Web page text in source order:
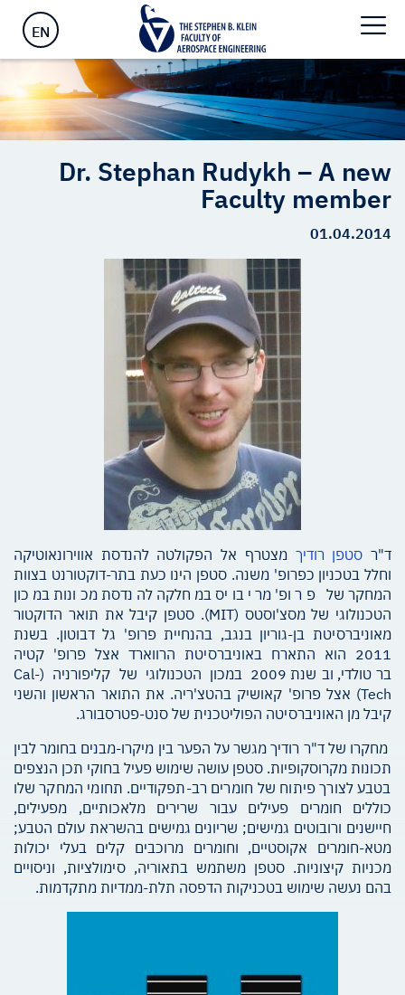
EN
Dr. Stephan Rudykh – A new Faculty member
Dr. Stephan Rudykh – A new
Faculty member
01.04.2014
ד"ר סטפן רודיך מצטרף אל הפקולטה להנדסת אווירונאוטיקה
וחלל בטכניון כפרופ' משנה. סטפן הינו כעת בתר-דוקטורנט בצוות
המחקר של פרופ' מרי בויס במחלקה להנדסת מכונות במכון
הטכנולוגי של מסצ'וסטס (MIT). סטפן קיבל את תואר הדוקטור
מאוניברסיטת בן-גוריון בנגב, בהנחיית פרופ' גל דבוטון. בשנת
2011 הוא התארח באוניברסיטת הרווארד אצל פרופ' קטיה
ברטולדי, ובשנת 2009 במכון הטכנולוגי של קליפורניה (Cal-
Tech) אצל פרופ' קאושיק בהטצ'ריה. את התואר הראשון והשני
קיבל מן האוניברסיטה הפוליטכנית של סנט-פטרסבורג.
מחקרו של ד"ר רודיך מגשר על הפער בין מיקרו-מבנים בחומר לבין
תכונות מקרוסקופיות. סטפן עושה שימוש פעיל בחוקי תכן הנצפים
בטבע לצורך פיתוח של חומרים רב-תפקודיים. תחומי המחקר שלו
כוללים חומרים פעילים עבור שרירים מלאכותיים, מפעילים,
חיישנים ורובוטים גמישים; שריונים גמישים בהשראת עולם הטבע;
מטא-חומרים אקוסטיים, וחומרים מרוכבים קלים בעלי יכולות
מכניות קיצוניות. סטפן משתמש בתאוריה, סימולציות, וניסויים
בהם נעשה שימוש בטכניקות הדפסה תלת-ממדיות מתקדמות.